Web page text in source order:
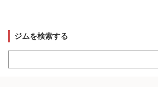
ジムを検索する
索